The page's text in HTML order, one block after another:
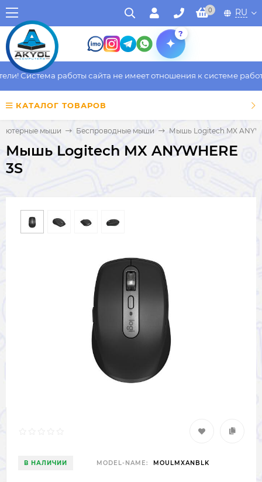
0 RU
?
Система работы сайта не имеет отношения к системе
КАТАЛОГ ТОВАРОВ
мыши Беспроводные мыши Мышь Logitech MX
Мышь Logitech MX ANYWHERE
3S
В НАЛИЧИИ MODEL-NAME: MOULMXANBLK